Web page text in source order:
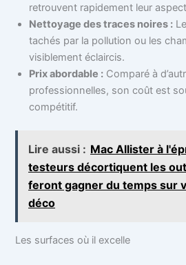
retrouvent rapidement leur aspect
Nettoyage des traces noires :
tachés par la pollution ou les
visiblement éclaircis.
Prix abordable : Comparé à
professionnelles, son coût est
compétitif.
Lire aussi : Mac Allister à
testeurs décortiquent les
feront gagner du temps sur
déco
Les surfaces où il excelle